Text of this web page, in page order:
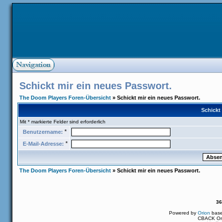
Schickt mir ein neues Passwort.
The Doom Players Foren-Übersicht » Schickt mir ein neues Passwort.
Schickt
Mit * markierte Felder sind erforderlich
Benutzername: *
E-Mail-Adresse: *
The Doom Players Foren-Übersicht » Schickt mir ein neues Passwort.
Powered by Orion
CBACK